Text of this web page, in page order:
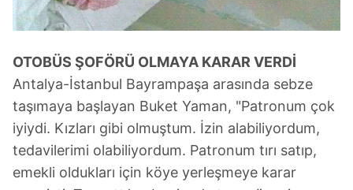
OTOBÜS ŞOFÖRÜ OLMAYA KARAR VERDİ
Antalya-İstanbul Bayrampaşa arasında sebze
taşımaya başlayan Buket Yaman, "Patronum çok
iyiydi. Kızları gibi olmuştum. İzin alabiliyordum,
tedavilerimi olabiliyordum. Patronum tırı satıp,
emekli oldukları için köye yerleşmeye karar